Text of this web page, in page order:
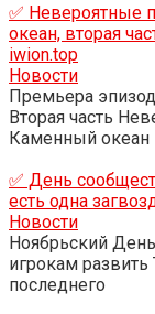
✅ Невероятные
океан, вторая
iwion.top
Новости
Премьера
Вторая часть
Каменный океан
✅ День
есть одна
Новости
Ноябрьский
игрокам
последнего